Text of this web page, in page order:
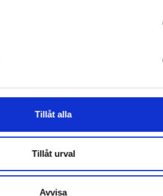
Tillåt alla
Tillåt urval
Avvisa